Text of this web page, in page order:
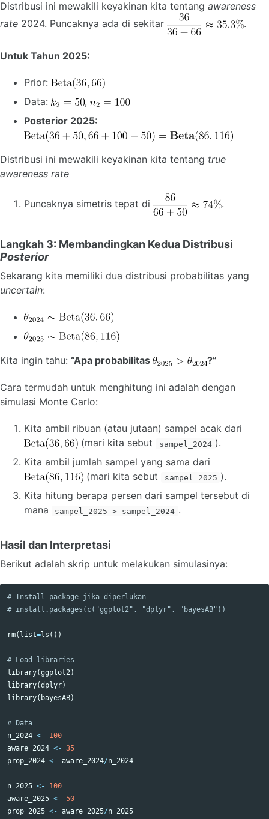
Distribusi ini mewakili keyakinan kita tentang awareness
rate 2024. Puncaknya ada di sekitar .
Untuk Tahun 2025:
Prior:
Data:
,
Posterior 2025:
Distribusi ini mewakili keyakinan kita tentang true
awareness rate
Puncaknya simetris tepat di .
Langkah 3: Membandingkan Kedua Distribusi
Posterior
Sekarang kita memiliki dua distribusi probabilitas yang
uncertain:
Kita ingin tahu: “Apa probabilitas ?”
Cara termudah untuk menghitung ini adalah dengan
simulasi Monte Carlo:
Kita ambil ribuan (atau jutaan) sampel acak dari
(mari kita sebut
sampel_2024 ).
Kita ambil jumlah sampel yang sama dari
(mari kita sebut
sampel_2025 ).
Kita hitung berapa persen dari sampel tersebut di
mana
sampel_2025 > sampel_2024 .
Hasil dan Interpretasi
Berikut adalah skrip untuk melakukan simulasinya:
# Install package jika diperlukan
# install.packages(c("ggplot2", "dplyr", "bayesAB"))
rm( list=ls ())
# Load libraries
library(ggplot2)
library(dplyr)
library( bayesAB)
# Data
n_2024 <-
100
aware_2024 <- 35
prop_2024 <- aware_2024/n_2024
n_2025 <-
100
aware_2025 <- 50
prop_2025 <- aware_2025/n_2025